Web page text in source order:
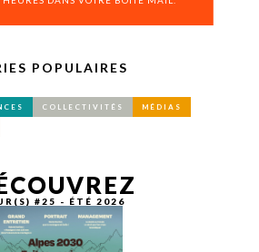
POPULAIRES
COLLECTIVITÉS MÉDIAS
#25 - ÉTÉ 2026